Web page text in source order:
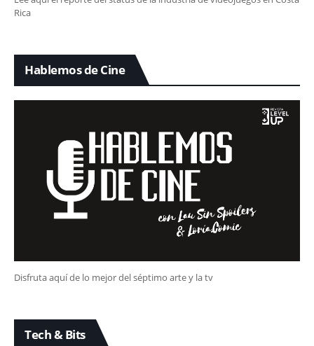
Rica
Hablemos de Cine
Disfruta aquí de lo mejor del séptimo arte y la tv
Tech & Bits